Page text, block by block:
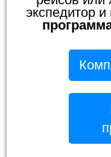
экспедитор